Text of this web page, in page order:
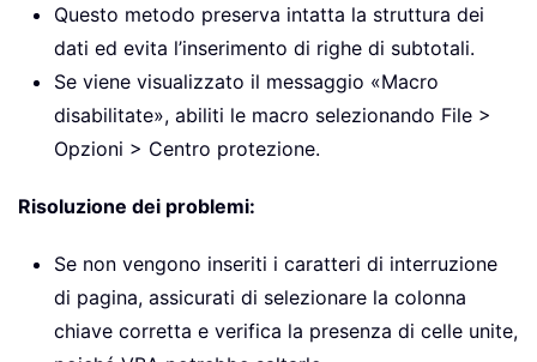
Questo metodo preserva intatta la struttura dei
dati ed evita l’inserimento di righe di subtotali.
Se viene visualizzato il messaggio «Macro
disabilitate», abiliti le macro selezionando File >
Opzioni > Centro protezione.
Risoluzione dei problemi:
Se non vengono inseriti i caratteri di interruzione
di pagina, assicurati di selezionare la colonna
chiave corretta e verifica la presenza di celle unite,